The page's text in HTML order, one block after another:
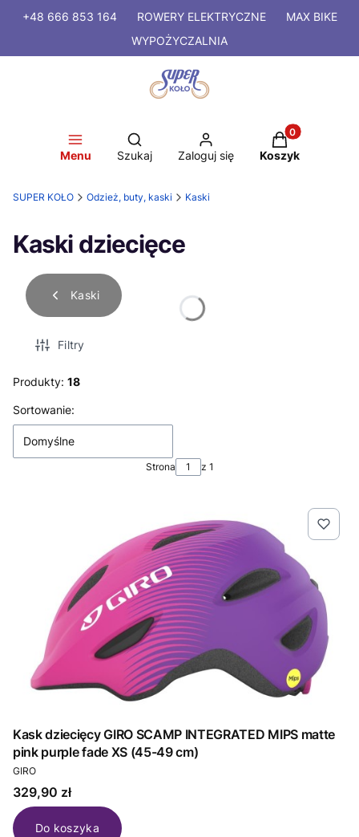
+48 666 853 164 ROWERYELEKTRYCZNE
MAX BIKE
WYPOŻYCZALNIA
Menu
Otwórz wyszukiwarkę
Szukaj Zaloguj się
Produkty w
Koszyk
SUPER KOŁO Odzież, buty, kaski Kaski
Kaski dziecięce
Kaski
Filtry
Produkty: 18
Lista produktów
Sortowanie:
Domyślne
Strona z 1
Kask dziecięcy GIRO SCAMP INTEGRATED MIPS matte
pink purple fade XS (45-49 cm)
PRODUCENT
GIRO
Cena
329,90 zł
Do koszyka